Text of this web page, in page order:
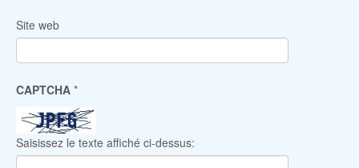
Site web
CAPTCHA *
Saisissez le texte affiché ci-dessus: